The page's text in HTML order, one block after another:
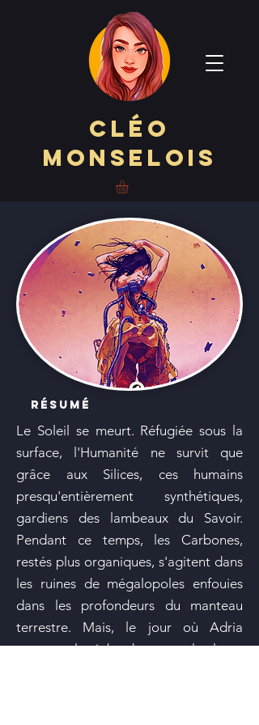
Cléo
Monselois
résumé
Le Soleil se meurt. Réfugiée sous la
surface, l'Humanité ne survit que
grâce aux Silices, ces humains
presqu'entièrement synthétiques,
gardiens des lambeaux du Savoir.
Pendant ce temps, les Carbones,
restés plus organiques, s'agitent dans
les ruines de mégalopoles enfouies
dans les profondeurs du manteau
terrestre. Mais, le jour où Adria
accepte le job de trop, la lente